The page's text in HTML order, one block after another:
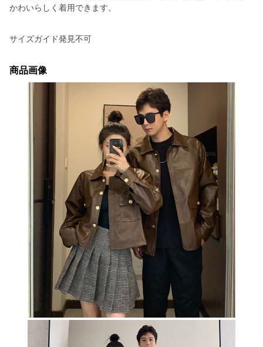
かわいらしく着用できます。
サイズガイド発見不可
商品画像